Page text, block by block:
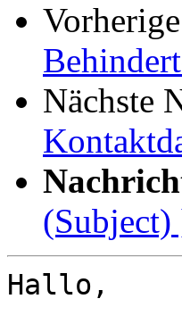
Nächste
(Subject)
Hallo,